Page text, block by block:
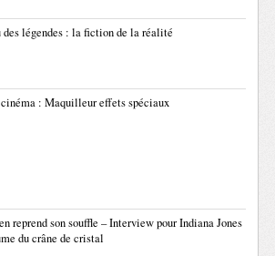
des légendes : la fiction de la réalité
: Maquilleur effets spéciaux
reprend son souffle – Interview pour Indiana Jones
du crâne de cristal